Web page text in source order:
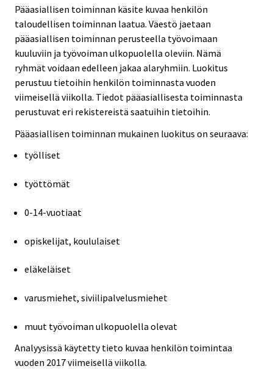
Pääasiallisen toiminnan käsite kuvaa henkilön
taloudellisen toiminnan laatua. Väestö jaetaan
pääasiallisen toiminnan perusteella työvoimaan
kuuluviin ja työvoiman ulkopuolella oleviin. Nämä
ryhmät voidaan edelleen jakaa alaryhmiin. Luokitus
perustuu tietoihin henkilön toiminnasta vuoden
viimeisellä viikolla. Tiedot pääasiallisesta toiminnasta
perustuvat eri rekistereistä saatuihin tietoihin.
Pääasiallisen toiminnan mukainen luokitus on seuraava:
työlliset
työttömät
0-14-vuotiaat
opiskelijat, koululaiset
eläkeläiset
varusmiehet, siviilipalvelusmiehet
muut työvoiman ulkopuolella olevat
Analyysissä käytetty tieto kuvaa henkilön toimintaa
vuoden 2017 viimeisellä viikolla.